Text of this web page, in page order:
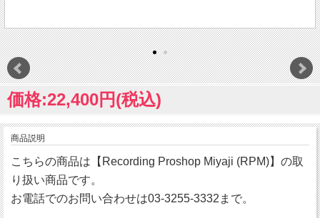
価格:22,400円(税込)
商品説明
こちらの商品は【Recording Proshop Miyaji (RPM)】の取
り扱い商品です。
お電話でのお問い合わせは03-3255-3332まで。